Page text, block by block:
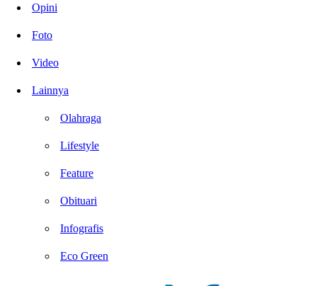
Opini
Foto
Video
Lainnya
Olahraga
Lifestyle
Feature
Obituari
Infografis
Eco Green